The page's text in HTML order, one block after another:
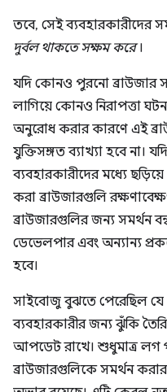
তবে, সেই ব্যবহারকারীদের
দুর্বল থাকতে সক্ষম করে।
যদি কোনও পুরনো ব্রাউজার
লাগিয়ে কোনও নিরাপত্তা
অনুরোধ করার কারণে এই
যুক্তিসঙ্গত ব্যাখ্যা হবে না।
ব্যবহারকারীদের মধ্যে
করা ব্রাউজারগুলি
ব্রাউজারগুলির জন্য সমর্থন
ডেভেলপার এবং অন্যান্য
হবে।
সাইবোজু বুঝতে পেরেছিল যে
ব্যবহারকারীর জন্য ঝুঁকি
আপডেট রাখে। শুধুমাত্র লগ
ব্রাউজারগুলিকে সমর্থন